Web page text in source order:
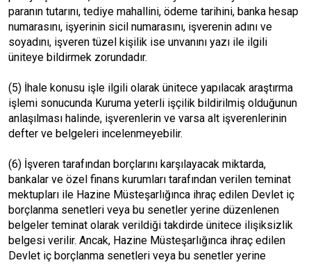
paranın tutarını, tediye mahallini, ödeme tarihini, banka hesap
numarasını, işyerinin sicil numarasını, işverenin adını ve
soyadını, işveren tüzel kişilik ise unvanını yazı ile ilgili
üniteye bildirmek zorundadır.
(5) İhale konusu işle ilgili olarak ünitece yapılacak araştırma
işlemi sonucunda Kuruma yeterli işçilik bildirilmiş olduğunun
anlaşılması halinde, işverenlerin ve varsa alt işverenlerinin
defter ve belgeleri incelenmeyebilir.
(6) İşveren tarafından borçlarını karşılayacak miktarda,
bankalar ve özel finans kurumları tarafından verilen teminat
mektupları ile Hazine Müsteşarlığınca ihraç edilen Devlet iç
borçlanma senetleri veya bu senetler yerine düzenlenen
belgeler teminat olarak verildiği takdirde ünitece ilişiksizlik
belgesi verilir. Ancak, Hazine Müsteşarlığınca ihraç edilen
Devlet iç borçlanma senetleri veya bu senetler yerine